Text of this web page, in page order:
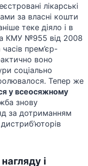
лікарські
за власні кошти
теке діяло і в
КМУ №955 від 2008
прем’єр-
воно
соціально
Тепер же
у всеосяжному
знову
за дотриманням
і